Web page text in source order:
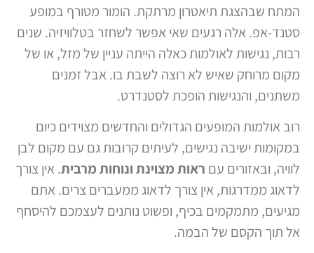
המתח שבהצגת תיאטרון מרתקת. הומור מטורף במופע
סטנד-אפ. אלה רגעים שאי אפשר לשחזר בטלוויזיה. שנים
רבות, נגישות לאולמות כאלה הייתה עניין של מזל, או של
מקום מרוחק שאיש לא רוצה לשבת בו. אבל זמנים
משתנים, והנגישות הופכת לסטנדרט.
רוב אולמות המופעים הגדולים והחדשים מצוידים כיום
במקומות ישיבה נגישים, לעיתים קרובות גם עם מקום לבן
לוויה, ובאזורים עםראות מצוינת ונוחות מרבית. אין צורך
לדאוג ממדרגות, אין צורך לדאוג ממעברים צרים. אתם
מגיעים, מתמקמים בכיף, ופשוט נותנים לעצמכם להיסחף
אל תוך הקסם של הבמה.